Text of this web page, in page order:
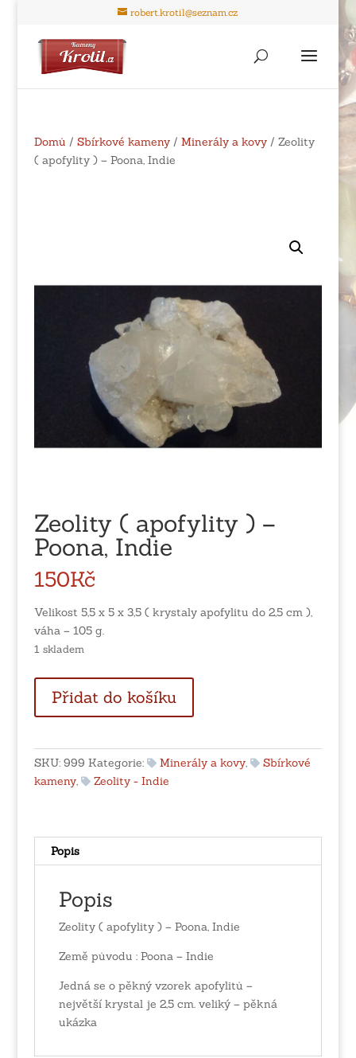
robert.krotil@seznam.cz
Domů / Sbírkové kameny/ Minerály a kovy/ Zeolity
( apofylity ) – Poona, Indie
Zeolity ( apofylity ) –
Poona, Indie
150Kč
Velikost 5,5 x 5 x 3,5 ( krystaly apofylitu do 2,5 cm ),
váha – 105 g.
1 skladem
apofylity
-
Poona,
Přidat do košíku
SKU: 999 Kategorie: Minerály a kovy,
Sbírkové
kameny, Zeolity - Indie
Popis
Popis
Zeolity ( apofylity ) – Poona, Indie
Země původu : Poona – Indie
Jedná se o pěkný vzorek apofylitů –
největší krystal je 2,5 cm. veliký – pěkná
ukázka